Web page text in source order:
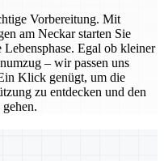
Vorbereitung. Mit
am Neckar starten Sie
Egal ob kleiner
– wir passen uns
Klick genügt, um die
zu entdecken und den